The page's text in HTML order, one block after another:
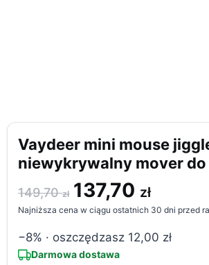
Vaydeer mini mouse
niewykrywalny mover
149,70zł Pierwotna
cena
wynosiła:
149,70 zł.
137,70 zł
cena
Najniższa cena w ciągu ostatnich 30 dni przed
−8% · oszczędzasz 12,00 zł
Darmowa dostawa